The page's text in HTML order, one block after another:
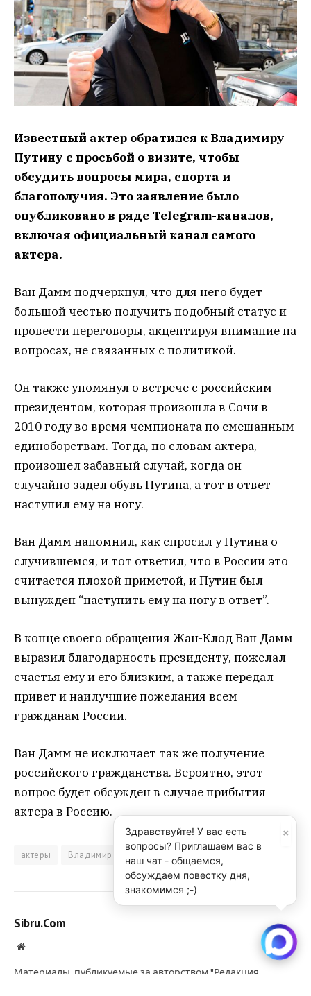
Известный актер обратился к Владимиру
Путину с просьбой о визите, чтобы
обсудить вопросы мира, спорта и
благополучия. Это заявление было
опубликовано в ряде Telegram-каналов,
включая официальный канал самого
актера.
Ван Дамм подчеркнул, что для него будет
большой честью получить подобный статус и
провести переговоры, акцентируя внимание на
вопросах, не связанных с политикой.
Он также упомянул о встрече с российским
президентом, которая произошла в Сочи в
2010 году во время чемпионата по смешанным
единоборствам. Тогда, по словам актера,
произошел забавный случай, когда он
случайно задел обувь Путина, а тот в ответ
наступил ему на ногу.
Ван Дамм напомнил, как спросил у Путина о
случившемся, и тот ответил, что в России это
считается плохой приметой, и Путин был
вынужден “наступить ему на ногу в ответ”.
В конце своего обращения Жан-Клод Ван Дамм
выразил благодарность президенту, пожелал
счастья ему и его близким, а также передал
привет и наилучшие пожелания всем
гражданам России.
Ван Дамм не исключает так же получение
российского гражданства. Вероятно, этот
вопрос будет обсужден в случае прибытия
актера в Россию.
актеры Владимир Путин
Sibru.Com
Website
Материалы, публикуемые за авторством "Редакция
×
Здравствуйте! У вас есть
вопросы? Приглашаем вас в
наш чат - общаемся,
обсуждаем повестку дня,
знакомимся ;-)